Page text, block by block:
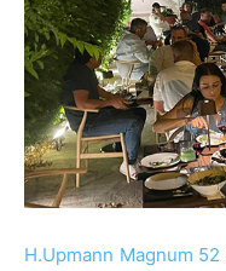
H.Upmann Magnum 52